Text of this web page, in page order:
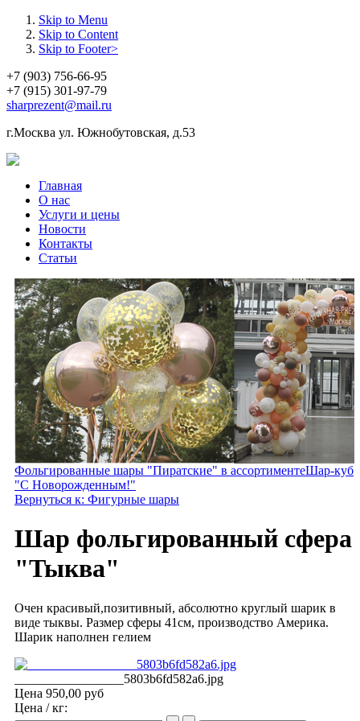
Skip to Menu
Skip to Content
Skip to Footer>
+7 (903) 756-66-95
+7 (915) 301-97-79
sharprezent@mail.ru
г.Москва ул. Южнобутовская, д.53
Главная
О нас
Услуги и цены
Новости
Контакты
Статьи
Фольгированные шары "Пиратские" в ассортиментеШар-куб
"С Новорожденным!"
Вернуться к: Фигурные шары
Шар фольгированный сферa
"Тыква"
Очен красивый,позитивный, абсолютно круглый шарик в
виде тыквы. Размер сферы 41см, производство Америка.
Шарик наполнен гелием
_________________5803b6fd582a6.jpg
Цена 950,00 руб
Цена / кг: